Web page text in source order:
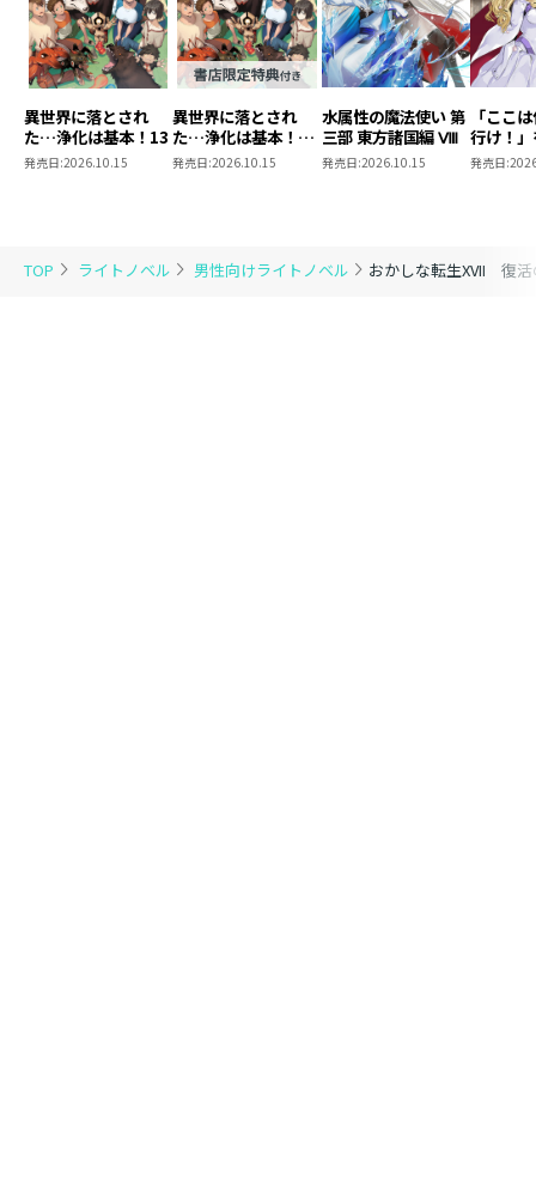
TOP ライトノベル 男性向けライトノベル おかしな転生XVII 復
異世界に落とされ
た…浄化は基本！13
発売日:2026.10.15
異世界に落とされ
た…浄化は基本！
13【ピッコマ限定
SS付き】
発売日:2026.10.15
水属性の魔法使い 第
三部 東方諸国編 Ⅷ
発売日:2026.10.15
「ここ
行け！
にたが
宙下剋
発売日: